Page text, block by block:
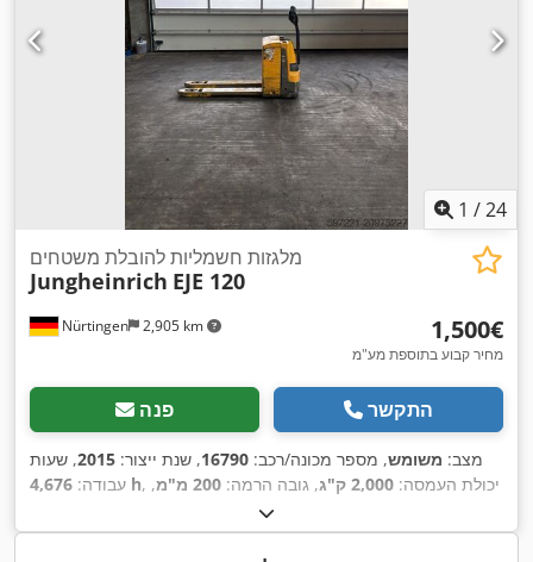
1 /24
Nürtingen 2,905 km
מלגזות חשמליות להובלת משטחים
Jungheinrich EJE 120
‏1,500 ‏€
מחיר קבוע בתוספת מע"מ
פנה התקשר
מצב: משומש, מספר מכונה/רכב: 16790, שנת ייצור: 2015, שעות
עבודה: 4,676 h , יכולת העמסה: 2,000 ק"ג , גובה הרמה: 200 מ"מ
,
, סוג דלק:
בנייה:1,320 מ"מ , מתח סוללה: 24 V , משקל כולל:551 ק"ג ,